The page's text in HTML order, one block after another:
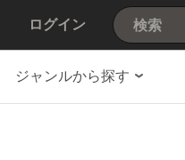
ログイン
ジャンルから探す